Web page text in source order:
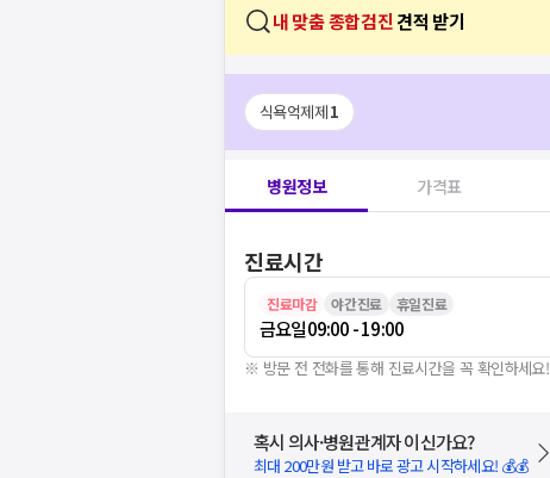
내 맞춤 종합검진 견적 받기
식욕억제제1
병원정보 가격표
진료시간
진료마감 야간진료 휴일진료
금요일09:00 - 19:00
※ 방문 전 전화를 통해 진료시간을 꼭 확인하세요!
혹시 의사·병원관계자 이신가요?
최대 200만원 받고 바로 광고 시작하세요! 💰💰